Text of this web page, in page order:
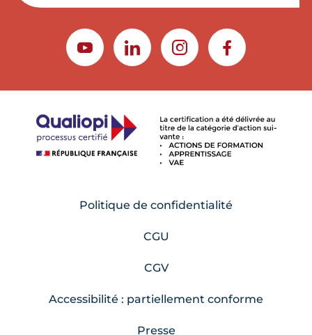
YOUTUBELINKEDININSTAGRAMFACEBOOK
Politique de confidentialité
CGU
CGV
Accessibilité : partiellement conforme
Presse